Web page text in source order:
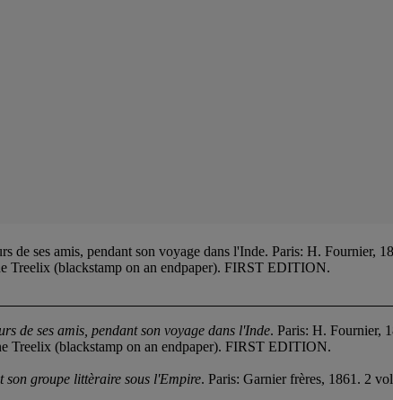
ses amis, pendant son voyage dans l'Inde. Paris: H. Fournier,
Treelix (blackstamp on an endpaper). FIRST EDITION.
de ses amis, pendant son voyage dans l'Inde. Paris: H. Fournier,
Treelix (blackstamp on an endpaper). FIRST EDITION.
son groupe littèraire sous l'Empire. Paris: Garnier frères, 1861. 2